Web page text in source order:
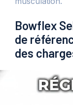
Bowflex
de
des